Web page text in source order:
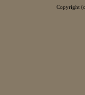
Copyright